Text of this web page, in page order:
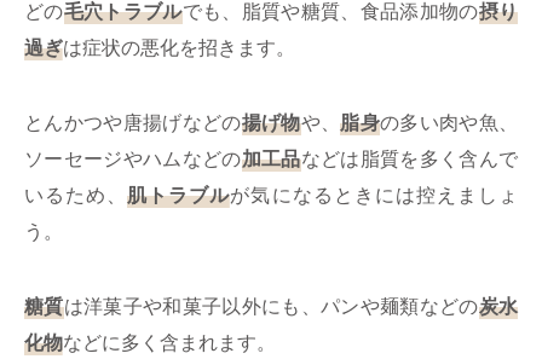
どの毛穴トラブルでも、脂質や糖質、食品添加物の摂り
過ぎは症状の悪化を招きます。
とんかつや唐揚げなどの揚げ物や、脂身の多い肉や魚、
ソーセージやハムなどの加工品などは脂質を多く含んで
いるため、肌トラブルが気になるときには控えましょ
う。
糖質は洋菓子や和菓子以外にも、パンや麺類などの炭水
化物などに多く含まれます。